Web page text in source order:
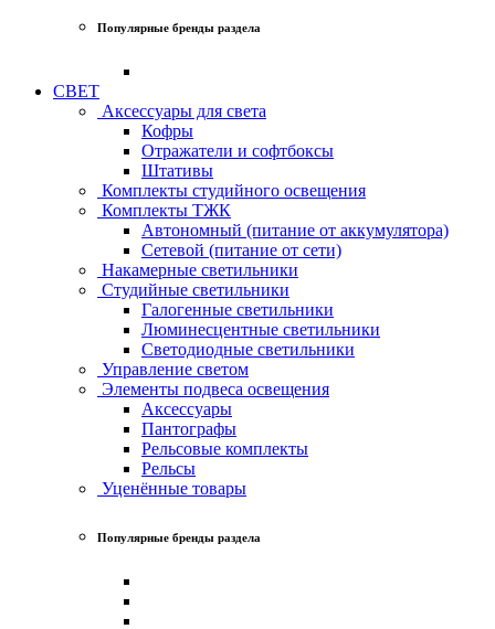
Популярные бренды раздела
СВЕТ
Аксессуары для света
Кофры
Отражатели и софтбоксы
Штативы
Комплекты студийного освещения
Комплекты ТЖК
Автономный (питание от аккумулятора)
Сетевой (питание от сети)
Накамерные светильники
Студийные светильники
Галогенные светильники
Люминесцентные светильники
Светодиодные светильники
Управление светом
Элементы подвеса освещения
Аксессуары
Пантографы
Рельсовые комплекты
Рельсы
Уценённые товары
Популярные бренды раздела